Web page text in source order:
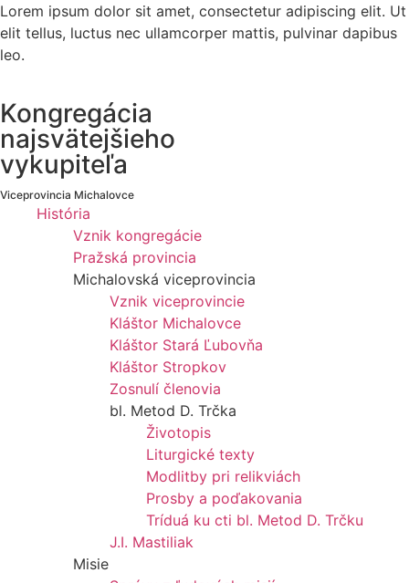
Lorem ipsum dolor sit amet, consectetur adipiscing elit. Ut
elit tellus, luctus nec ullamcorper mattis, pulvinar dapibus
leo.
Kongregácia
najsvätejšieho
vykupiteľa
Viceprovincia Michalovce
História
Vznik kongregácie
Pražská provincia
Michalovská viceprovincia
Vznik viceprovincie
Kláštor Michalovce
Kláštor Stará Ľubovňa
Kláštor Stropkov
Zosnulí členovia
bl. Metod D. Trčka
Životopis
Liturgické texty
Modlitby pri relikviách
Prosby a poďakovania
Tríduá ku cti bl. Metod D. Trčku
J.I. Mastiliak
Misie